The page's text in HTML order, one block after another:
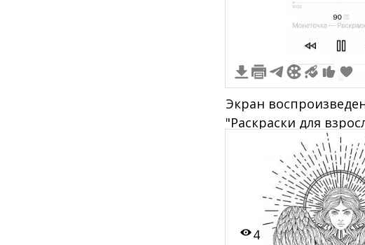
Экран
"Раскраски для
Монеточки, трек "90",
белый рисунок с
фигуры с ореолом,
управления
прокрутки, время
воспроизведения
4